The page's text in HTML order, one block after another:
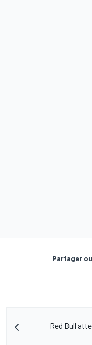
Partager
Red Bull